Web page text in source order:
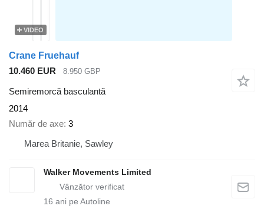
VIDEO
Crane Fruehauf
10.460 EUR
8.950 GBP
Semiremorcă basculantă
2014
Număr de axe 3
Marea Britanie, Sawley
Walker Movements Limited
16 ani pe Autoline